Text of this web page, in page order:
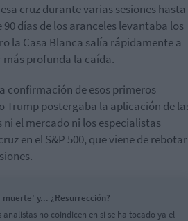
cruz durante varias sesiones hasta
días de los aranceles levantaba los
la Casa Blanca salía rápidamente a
profunda la caída.
confirmación de esos primeros
Trump postergaba la aplicación de
el mercado ni los especialistas
en el S&P 500, que viene de rebotar
y... ¿Resurrección?
no coindicen en si se ha tocado ya el